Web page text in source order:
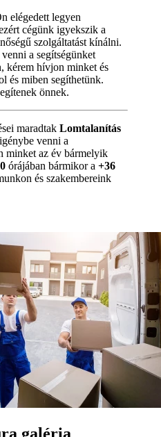
elégedett legyen
cégünk igyekszik a
szolgáltatást kínálni.
a segítségünket
kérem hívjon minket és
és miben segíthetünk.
önnek.
maradtak Lomtalanítás
venni a
minket az év bármelyik
órájában bármikor a +36
és szakembereink
galéria